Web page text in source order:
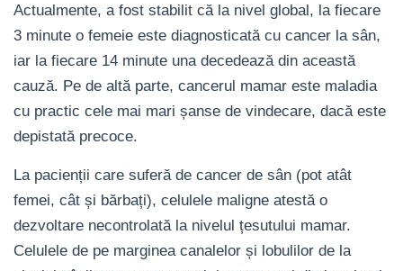
Actualmente, a fost stabilit că la nivel global, la fiecare
3 minute o femeie este diagnosticată cu cancer la sân,
iar la fiecare 14 minute una decedează din această
cauză. Pe de altă parte, cancerul mamar este maladia
cu practic cele mai mari șanse de vindecare, dacă este
depistată precoce.
La pacienții care suferă de cancer de sân (pot atât
femei, cât și bărbați), celulele maligne atestă o
dezvoltare necontrolată la nivelul țesutului mamar.
Celulele de pe marginea canalelor și lobulilor de la